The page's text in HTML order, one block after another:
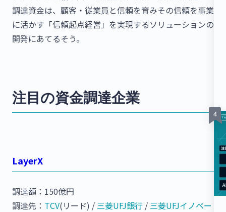
調達資金は、顧客・従業員と信頼を育みその信頼を事業
に活かす「信頼起点経営」を実現するソリューションの
開発にあてるそう。
注目の資金調達企業
LayerX
調達額：150億円
調達先： TCV(リード) / 三菱UFJ銀行 / 三菱UFJイノベー